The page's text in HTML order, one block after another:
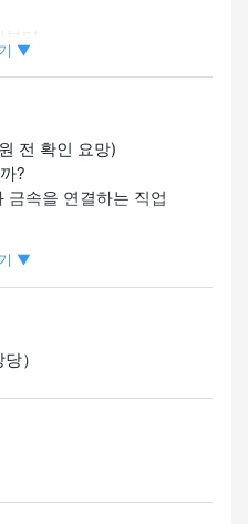
터
수 있는 환경
합니다.
능한 분
있어요.
▼
전 확인 요망)
?
금속을 연결하는 직업
을 만들고 도면을 보고 정
은 기계를 사용하는 경우
이 신청해 주세요.
람
▼
）